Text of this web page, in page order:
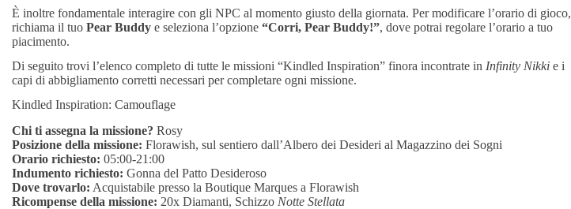
È inoltre fondamentale interagire con gli NPC al momento giusto della giornata. Per modificare l’orario di gioco,
richiama il tuo Pear Buddy e seleziona l’opzione “Corri, Pear Buddy!”, dove potrai regolare l’orario a tuo
piacimento.
Di seguito trovi l’elenco completo di tutte le missioni “Kindled Inspiration” finora incontrate in Infinity Nikki e i
capi di abbigliamento corretti necessari per completare ogni missione.
Kindled Inspiration: Camouflage
Chi ti assegna la missione? Rosy
Posizione della missione: Florawish, sul sentiero dall’Albero dei Desideri al Magazzino dei Sogni
Orario richiesto: 05:00-21:00
Indumento richiesto: Gonna del Patto Desideroso
Dove trovarlo: Acquistabile presso la Boutique Marques a Florawish
Ricompense della missione: 20x Diamanti, Schizzo Notte Stellata